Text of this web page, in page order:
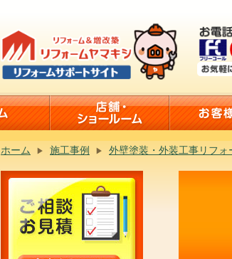
ホーム 施工事例 外壁塗装・外装工事リフォ